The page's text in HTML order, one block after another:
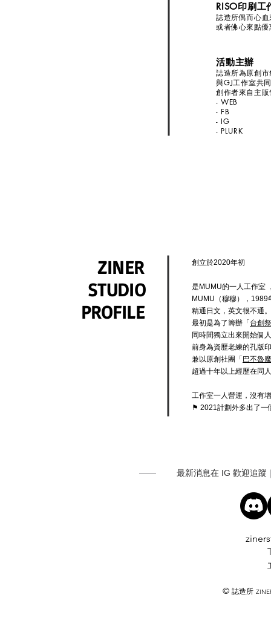
RISO印刷工
誌造所偶而心
或者佛心來點
活動主辦
誌造所為原創
與GJ工作室共
創作者來自主
- WEB
- FB
- IG
- PLURK
創立於2020年初
是MUMU的一人工作室
MUMU（穆穆），1989
精通日文，英文很不通
最初是為了籌辦「 台創祭
同時間獨立出來開始個
前身為資歷老練的孔版
兼以原創社團「 巴不魯
超過十年以上經歷在同
工作室一人營運，沒有
⚑ 2021計劃外多出了一
ZINER
STUDIO
PROFILE
最新消息在 IG 歡迎追蹤
© 誌造所